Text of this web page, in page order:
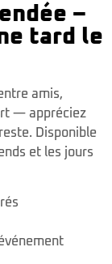
–
tard le
amis,
— appréciez
Disponible
et les jours